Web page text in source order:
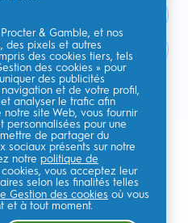
personnalisées
et d'autres initiatives
et d'autresmarques de P&G
peux medésinscrireà tout moment.
traitement des données, traitera
permettre de vous inscrire sur ce
selon votre consentement, de vous
pertinentes, y compris des
& Gamble, et nos
des pixels et autres
des cookies tiers, tels
des cookies » pour
des publicités
et de votre profil,
analyser le trafic afin
site Web, vous fournir
personnalisées pour une
de partager du
sociaux présents sur notre
notre politique de
vous acceptez leur
selon les finalités telles
Gestion des cookies où vous
et à tout moment.